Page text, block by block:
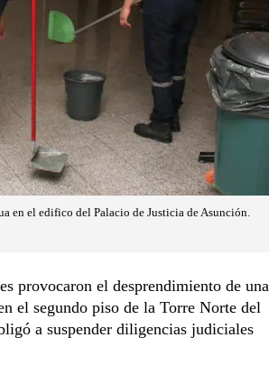
en el edifico del Palacio de Justicia de Asunción.
provocaron el desprendimiento de una
el segundo piso de la Torre Norte del
a suspender diligencias judiciales